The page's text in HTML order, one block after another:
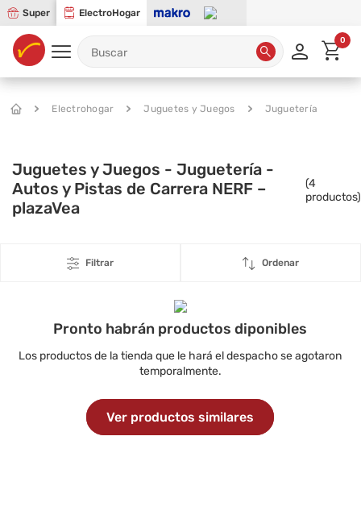
Super ElectroHogar
0
Electrohogar Juguetes y Juegos Juguetería
Juguetes y Juegos - Juguetería -
Autos y Pistas de Carrera NERF –
plazaVea
(4
productos)
Filtrar Ordenar
Pronto habrán productos diponibles
Los productos de la tienda que le hará el despacho se agotaron
temporalmente.
Ver productos similares